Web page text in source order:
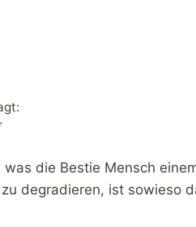
die Bestie Mensch
degradieren, ist sowieso